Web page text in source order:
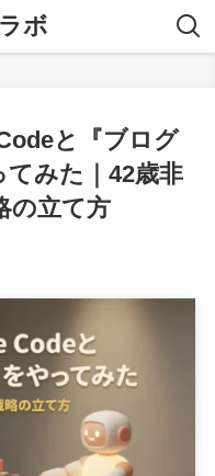
ボ
と『ブログ
みた｜42歳非
の立て方